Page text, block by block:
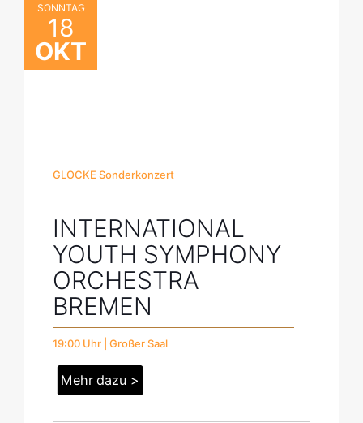
SONNTAG
18
OKT
GLOCKE Sonderkonzert
INTERNATIONAL
YOUTH SYMPHONY
ORCHESTRA
BREMEN
19:00 Uhr | Großer Saal
Mehr dazu >